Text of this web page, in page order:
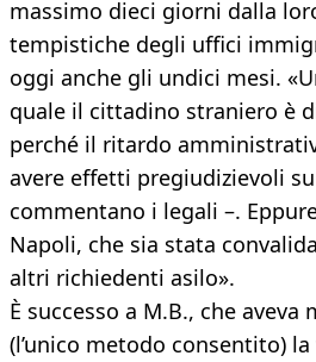
massimo dieci giorni dalla
tempistiche degli uffici
oggi anche gli undici mesi.
quale il cittadino straniero è
perché il ritardo
avere effetti pregiudizievoli
commentano i legali –.
Napoli, che sia stata
altri richiedenti asilo».
È successo a M.B., che aveva
(l’unico metodo consentito)